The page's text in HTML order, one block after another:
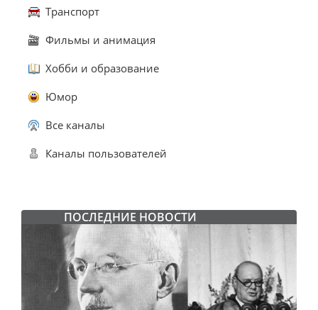
Транспорт
Фильмы и анимация
Хобби и образование
Юмор
Все каналы
Каналы пользователей
ПОСЛЕДНИЕ НОВОСТИ